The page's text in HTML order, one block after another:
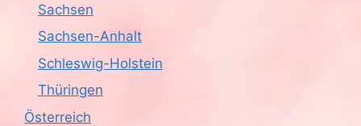
Sachsen
Sachsen-Anhalt
Schleswig-Holstein
Thüringen
Österreich